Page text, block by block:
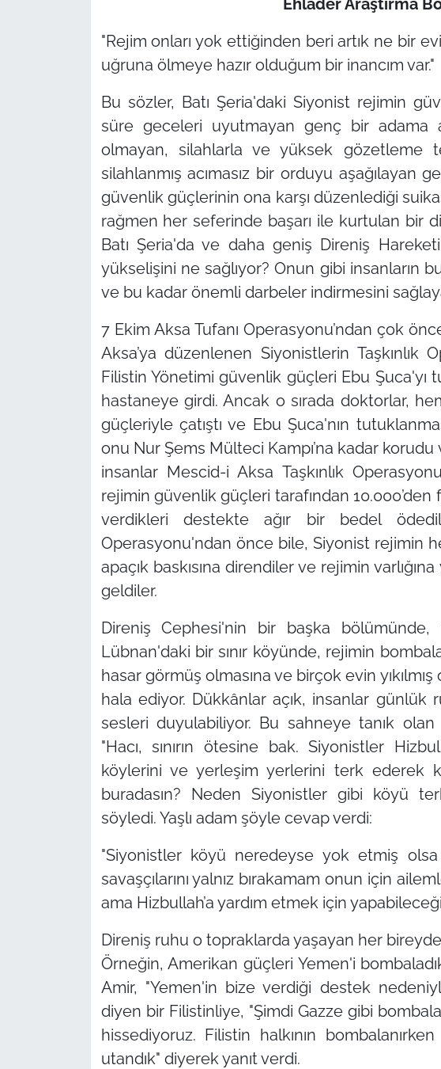
"Rejim onları yok ettiğinden beri artık ne bir
uğruna ölmeye hazır olduğum bir inancım var."
Bu sözler, Batı Şeria'daki Siyonist rejimin
süre geceleri uyutmayan genç bir adama
olmayan, silahlarla ve yüksek gözetleme
silahlanmış acımasız bir orduyu aşağılayan
güvenlik güçlerinin ona karşı düzenlediği
rağmen her seferinde başarı ile kurtulan bir
Batı Şeria'da ve daha geniş Direniş
yükselişini ne sağlıyor? Onun gibi insanların
ve bu kadar önemli darbeler indirmesini
7 Ekim Aksa Tufanı Operasyonu’ndan çok
Aksa’ya düzenlenen Siyonistlerin Taşkınlık
Filistin Yönetimi güvenlik güçleri Ebu Şuca'yı
hastaneye girdi. Ancak o sırada doktorlar,
güçleriyle çatıştı ve Ebu Şuca'nın
onu Nur Şems Mülteci Kampı’na kadar korudu
insanlar Mescid-i Aksa Taşkınlık
rejimin güvenlik güçleri tarafından
verdikleri destekte ağır bir bedel
Operasyonu'ndan önce bile, Siyonist rejimin
apaçık baskısına direndiler ve rejimin
geldiler.
Direniş Cephesi'nin bir başka bölümünde,
Lübnan'daki bir sınır köyünde, rejimin
hasar görmüş olmasına ve birçok evin
hala ediyor. Dükkânlar açık, insanlar günlük
sesleri duyulabiliyor. Bu sahneye tanık
"Hacı, sınırın ötesine bak. Siyonistler
köylerini ve yerleşim yerlerini terk ederek
buradasın? Neden Siyonistler gibi köyü
söyledi. Yaşlı adam şöyle cevap verdi:
"Siyonistler köyü neredeyse yok etmiş
savaşçılarını yalnız bırakamam onun için
ama Hizbullah’a yardım etmek için
Direniş ruhu o topraklarda yaşayan her
Örneğin, Amerikan güçleri Yemen'i
Amir, "Yemen'in bize verdiği destek
diyen bir Filistinliye, "Şimdi Gazze gibi
hissediyoruz. Filistin halkının
utandık" diyerek yanıt verdi.